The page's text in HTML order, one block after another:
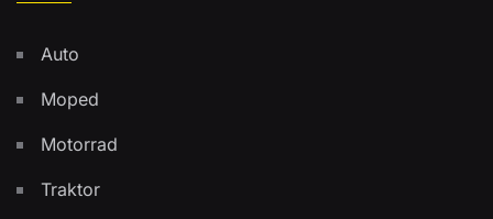
Auto
Moped
Motorrad
Traktor